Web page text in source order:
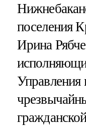
поселения
Ирина